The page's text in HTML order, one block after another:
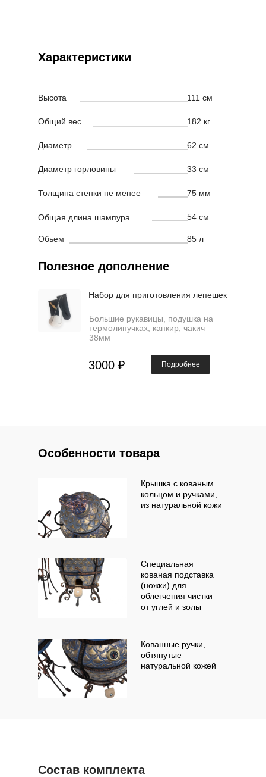
Характеристики
Высота
Общий вес
Диаметр
Диаметр горловины
Толщина стенки не менее
Общая длина шампура
111 см
182 кг
62 см
33 см
75 мм
54 см
Полезное дополнение
Набор для приготовления лепешек
Большие рукавицы, подушка на
термолипучках, капкир, чакич
38мм
3000 ₽ Подробнее
Обьем 85 л
Особенности товара
Крышка с кованым
кольцом и ручками,
из натуральной кожи
Специальная
кованая подставка
(ножки) для
облегчения чистки
от углей и золы
Кованные ручки,
обтянутые
натуральной кожей
Состав комплекта